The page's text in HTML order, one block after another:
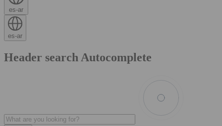
es-ar
es-ar
Header search Autocomplete